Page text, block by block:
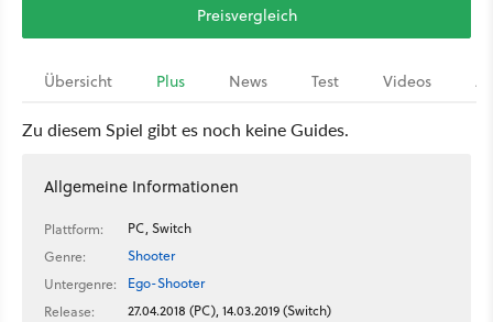
Preisvergleich
Übersicht Plus News Test Videos
Zu diesem Spiel gibt es noch keine Guides.
Allgemeine Informationen
Plattform:
PC, Switch
Genre:
Shooter
Untergenre:
Ego-Shooter
Release:
27.04.2018 (PC), 14.03.2019 (Switch)